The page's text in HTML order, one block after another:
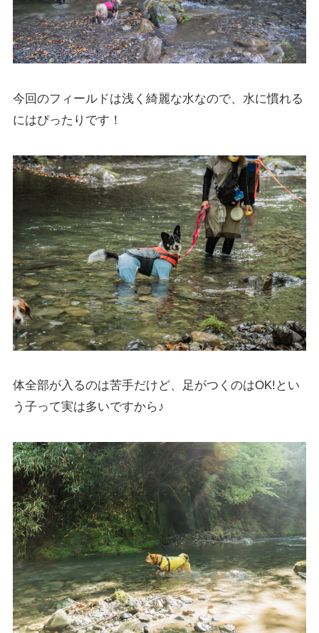
今回のフィールドは浅く綺麗な水なので、水に慣れる
にはぴったりです！
体全部が入るのは苦手だけど、足がつくのはOK!とい
う子って実は多いですから♪